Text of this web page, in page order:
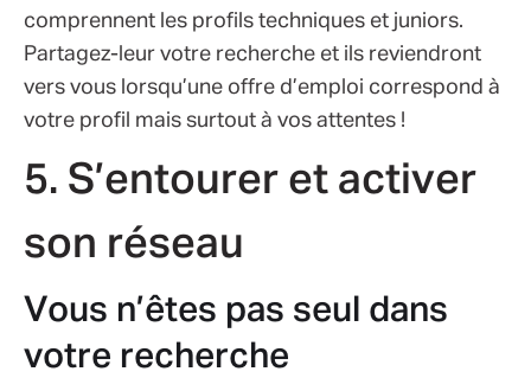
comprennent les proﬁls techniques et juniors.
Partagez-leur votre recherche et ils reviendront
vers vous lorsqu’une offre d’emploi correspond à
votre proﬁl mais surtout à vos attentes !
5. S’entourer et activer
son réseau
Vous n’êtes pas seul dans
votre recherche